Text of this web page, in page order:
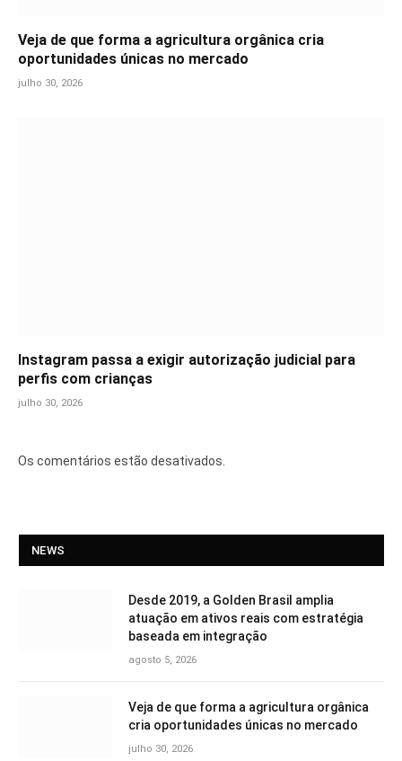
Veja de que forma a agricultura orgânica cria
oportunidades únicas no mercado
julho 30, 2026
Instagram passa a exigir autorização judicial para
perfis com crianças
julho 30, 2026
Os comentários estão desativados.
NEWS
Desde 2019, a Golden Brasil amplia
atuação em ativos reais com estratégia
baseada em integração
agosto 5, 2026
Veja de que forma a agricultura orgânica
cria oportunidades únicas no mercado
julho 30, 2026